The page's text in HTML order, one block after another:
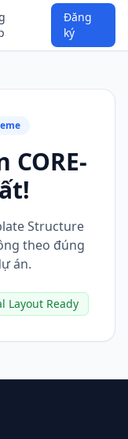
Đăng
ký
Structure
theo đúng
án.
Layout Ready